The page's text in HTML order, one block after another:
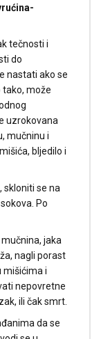
tečnosti i
do
nastati ako se
tako, može
uzrokovana
mučninu i
bljedilo i
skloniti se na
Po
jaka
nagli porast
mišićima i
nepovretne
ili čak smrt.
da se